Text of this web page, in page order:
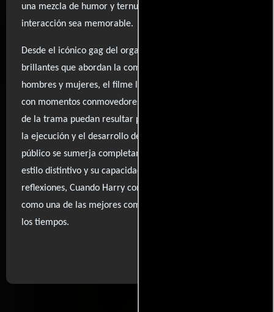
una mezcla de humor y ternura que hace que cada
interacción sea memorable.
Desde el icónico gag del orgasmo fingido hasta diálogos
brillantes que abordan la compleja dinámica entre
hombres y mujeres, el filme logra equilibrar la comedia
con momentos conmovedores. Aunque algunos elementos
de la trama puedan resultar predecibles, la maestría en
la ejecución y el desarrollo de los personajes hacen que el
público se sumerja completamente en la historia. Con su
estilo distintivo y su capacidad para provocar risas y
reflexiones, Cuando Harry conoció a Sally se consagra
como una de las mejores comedias románticas de todos
los tiempos.